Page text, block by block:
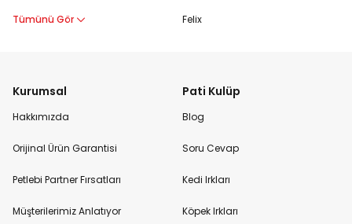
Tümünü Gör
Felix
Kurumsal
Hakkımızda
Orijinal Ürün Garantisi
Petlebi Partner Fırsatları
Müşterilerimiz Anlatıyor
Pati Kulüp
Blog
Soru Cevap
Kedi Irkları
Köpek Irkları